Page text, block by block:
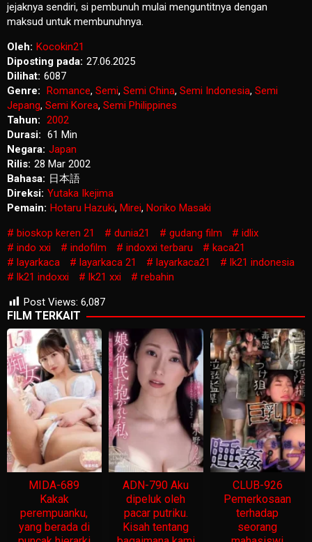
jejaknya sendiri, si pembunuh mulai menguntitnya dengan
maksud untuk membunuhnya.
Oleh: Kocokin21
Diposting pada: 27.06.2025
Dilihat: 6087
Genre:
Romance, Semi, Semi China, Semi Indonesia, Semi
Jepang, Semi Korea, Semi Philippines
Tahun: 2002
Durasi: 61 Min
Negara: Japan
Rilis: 28 Mar 2002
Bahasa: 日本語
Direksi: Yutaka Ikejima
Pemain: Hotaru Hazuki, Mirei, Noriko Masaki
bioskop keren 21
dunia21 gudang film
idlix
indo xxi
indofilm indoxxi terbaru
kaca21
layarkaca
layarkaca 21 layarkaca21
lk21 indonesia
lk21 indoxxi
lk21 xxi
rebahin
Post Views: 6,087
FILM TERKAIT
MIDA-689
Kakak
perempuanku,
yang berada di
ADN-790 Aku
dipeluk oleh
pacar putriku.
Kisah tentang
CLUB-926
Pemerkosaan
terhadap
seorang